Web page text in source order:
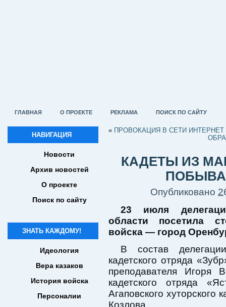
ГЛАВНАЯ О ПРОЕКТЕ РЕКЛАМА ПОИСК ПО САЙТУ
НАВИГАЦИЯ
Новости
Архив новостей
О проекте
Поиск по сайту
ЗНАТЬ КАЖДОМУ!
Идеология
Вера казаков
История войска
Персоналии
« ПРОВОКАЦИЯ В СЕТИ ИНТЕРНЕТ
КАДЕТЫ ИЗ
Опубликовано
23 июля
области посетила
войска — город
В состав
кадетского отряда
преподавателя Игоря
кадетского отряда
Агаповского
Козлова.